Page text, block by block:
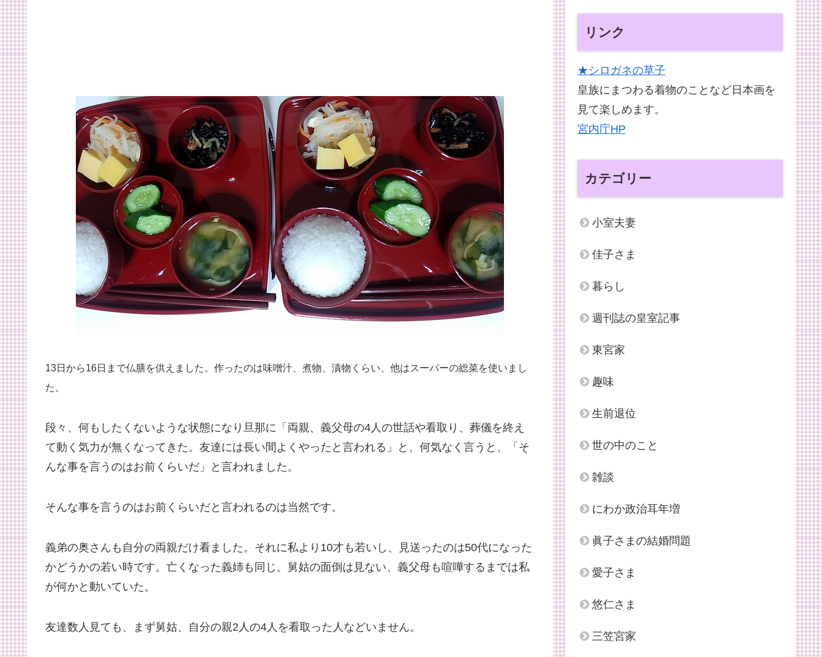
13日から16日まで仏膳を供えました。作ったのは味噌汁、煮物、漬物くらい、他はスーパーの総菜を使いまし
た。
段々、何もしたくないような状態になり旦那に「両親、義父母の4人の世話や看取り、葬儀を終え
て動く気力が無くなってきた。友達には長い間よくやったと言われる」と、何気なく言うと、「そ
んな事を言うのはお前くらいだ」と言われました。
そんな事を言うのはお前くらいだと言われるのは当然です。
義弟の奥さんも自分の両親だけ看ました。それに私より10才も若いし、見送ったのは50代になった
かどうかの若い時です。亡くなった義姉も同じ。舅姑の面倒は見ない、義父母も喧嘩するまでは私
が何かと動いていた。
友達数人見ても、まず舅姑、自分の親2人の4人を看取った人などいません。
リンク
★シロガネの草子
皇族にまつわる着物のことなど日本画を
見て楽しめます。
宮内庁HP
カテゴリー
小室夫妻
佳子さま
暮らし
週刊誌の皇室記事
東宮家
趣味
生前退位
世の中のこと
雑談
にわか政治耳年増
眞子さまの結婚問題
愛子さま
悠仁さま
三笠宮家